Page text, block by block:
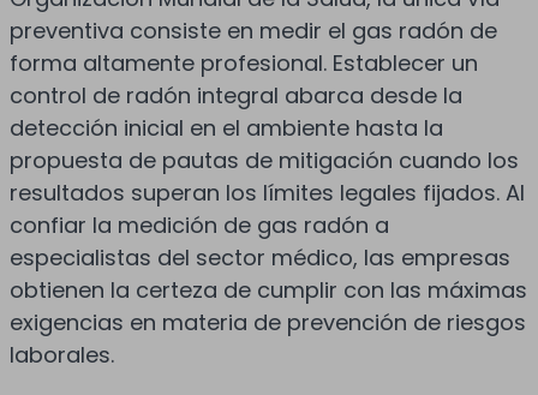
preventiva consiste en medir el gas radón de
forma altamente profesional. Establecer un
control de radón integral abarca desde la
detección inicial en el ambiente hasta la
propuesta de pautas de mitigación cuando los
resultados superan los límites legales fijados. Al
confiar la medición de gas radón a
especialistas del sector médico, las empresas
obtienen la certeza de cumplir con las máximas
exigencias en materia de prevención de riesgos
laborales.